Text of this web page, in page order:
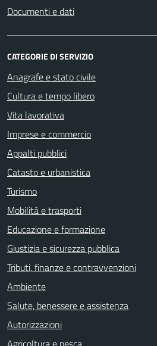
Documenti e dati
CATEGORIE DI SERVIZIO
Anagrafe e stato civile
Cultura e tempo libero
Vita lavorativa
Imprese e commercio
Appalti pubblici
Catasto e urbanistica
Turismo
Mobilità e trasporti
Educazione e formazione
Giustizia e sicurezza pubblica
Tributi, finanze e contravvenzioni
Ambiente
Salute, benessere e assistenza
Autorizzazioni